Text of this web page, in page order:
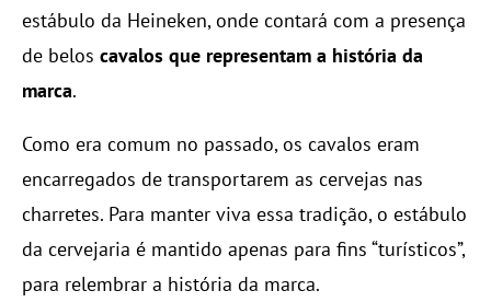
estábulo da Heineken, onde contará com a presença
de belos cavalos que representam a história da
marca.
Como era comum no passado, os cavalos eram
encarregados de transportarem as cervejas nas
charretes. Para manter viva essa tradição, o estábulo
da cervejaria é mantido apenas para fins “turísticos”,
para relembrar a história da marca.